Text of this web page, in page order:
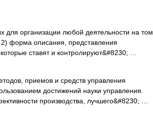
организации любой деятельности на том
форма описания, представления
ставят и контролируют&#8230; …
приемов и средств управления
достижений науки управления.
производства, лучшего&#8230; …